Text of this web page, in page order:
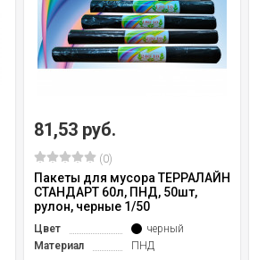
81,53 руб.
(0)
Пакеты для мусора ТЕРРАЛАЙН
СТАНДАРТ 60л, ПНД, 50шт,
рулон, черные 1/50
Цвет
черный
Материал
ПНД